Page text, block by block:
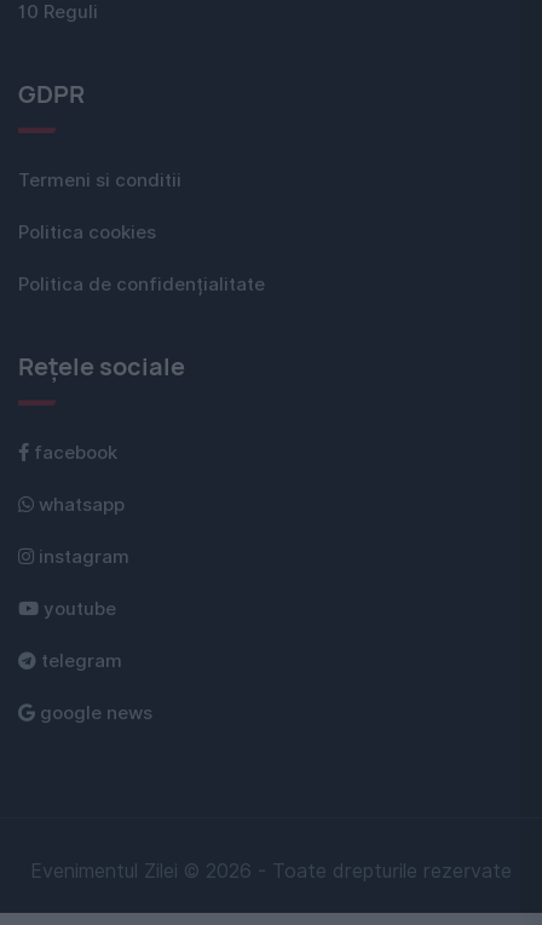
10 Reguli
GDPR
Termeni si conditii
Politica cookies
Politica de confidențialitate
Rețele sociale
facebook
whatsapp
instagram
youtube
telegram
google news
Evenimentul Zilei © 2026 - Toate drepturile rezervate